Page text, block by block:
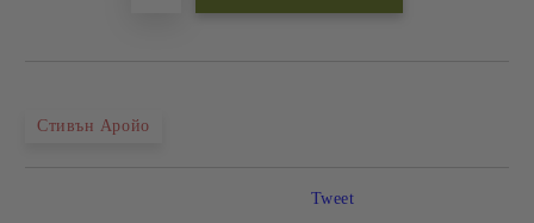
Стивън Аройо
Tweet